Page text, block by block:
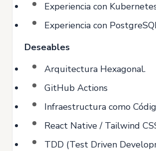
Experiencia con
Experiencia con
Deseables
Arquitectura Hexagonal.
GitHub Actions
Infraestructura como
React Native / Tailwind
TDD (Test Driven